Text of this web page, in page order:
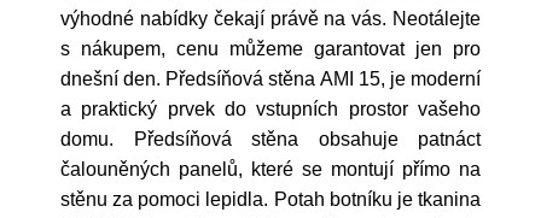
výhodné nabídky čekají právě na vás. Neotálejte
s nákupem, cenu můžeme garantovat jen pro
dnešní den. Předsíňová stěna AMI 15, je moderní
a praktický prvek do vstupních prostor vašeho
domu. Předsíňová stěna obsahuje patnáct
čalouněných panelů, které se montují přímo na
stěnu za pomoci lepidla. Potah botníku je tkanina